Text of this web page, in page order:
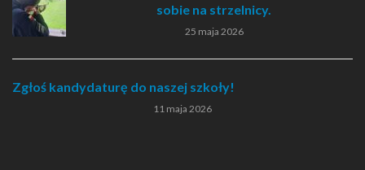
sobie na strzelnicy.
25 maja 2026
Zgłoś kandydaturę do naszej szkoły!
11 maja 2026